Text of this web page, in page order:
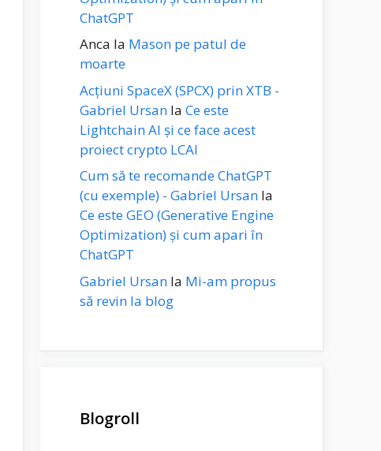
ChatGPT
Anca la Mason pe patul de
moarte
Acțiuni SpaceX (SPCX) prin XTB -
Gabriel Ursan la Ce este
Lightchain AI și ce face acest
proiect crypto LCAI
Cum să te recomande ChatGPT
(cu exemple) - Gabriel Ursan la
Ce este GEO (Generative Engine
Optimization) și cum apari în
ChatGPT
Gabriel Ursan la Mi-am propus
să revin la blog
Blogroll